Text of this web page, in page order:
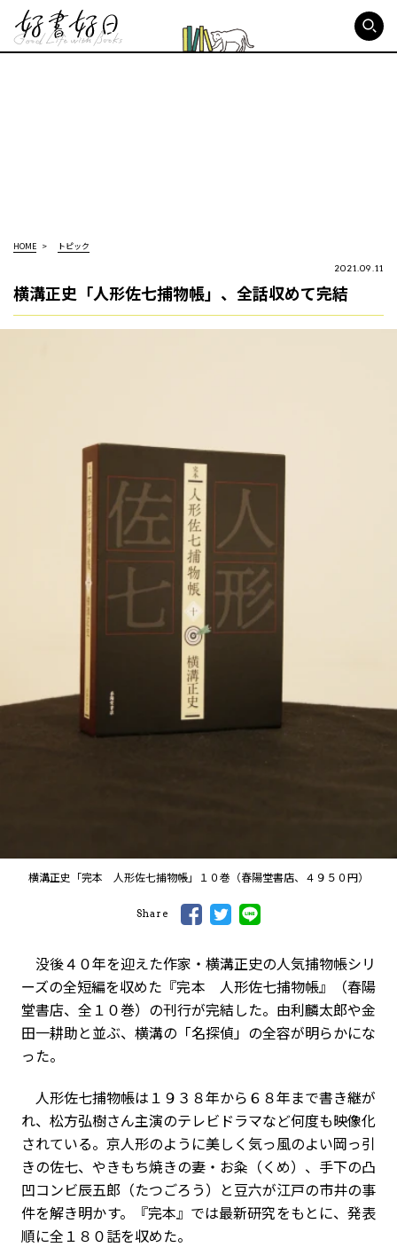
HOME トピック
2021.09.11
横溝正史「人形佐七捕物帳」、全話収めて完結
横溝正史「完本 人形佐七捕物帳」１０巻（春陽堂書店、４９５０円）
Share
没後４０年を迎えた作家・横溝正史の人気捕物帳シリ
ーズの全短編を収めた『完本 人形佐七捕物帳』（春陽
堂書店、全１０巻）の刊行が完結した。由利麟太郎や金
田一耕助と並ぶ、横溝の「名探偵」の全容が明らかにな
った。
人形佐七捕物帳は１９３８年から６８年まで書き継が
れ、松方弘樹さん主演のテレビドラマなど何度も映像化
されている。京人形のように美しく気っ風のよい岡っ引
きの佐七、やきもち焼きの妻・お粂（くめ）、手下の凸
凹コンビ辰五郎（たつごろう）と豆六が江戸の市井の事
件を解き明かす。『完本』では最新研究をもとに、発表
順に全１８０話を収めた。